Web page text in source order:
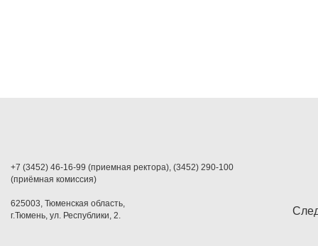
+7 (3452) 46-16-99 (приемная ректора), (3452) 290-100
(приёмная комиссия)
625003, Тюменская область,
г.Тюмень, ул. Республики, 2.